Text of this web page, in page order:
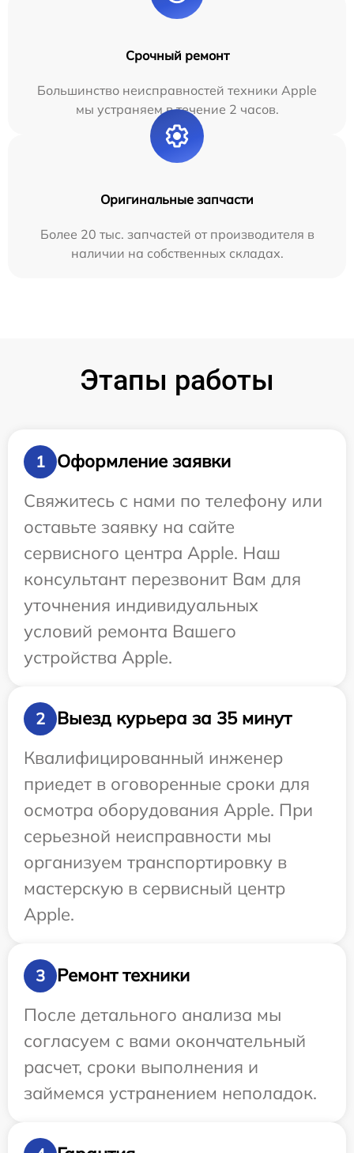
Срочный ремонт
Большинство неисправностей техники Apple
мы устраняем в течение 2 часов.
Оригинальные запчасти
Более 20 тыс. запчастей от производителя в
наличии на собственных складах.
Этапы работы
1
Оформление заявки
Свяжитесь с нами по телефону или
оставьте заявку на сайте
сервисного центра Apple. Наш
консультант перезвонит Вам для
уточнения индивидуальных
условий ремонта Вашего
устройства Apple.
2
Выезд курьера за 35 минут
Квалифицированный инженер
приедет в оговоренные сроки для
осмотра оборудования Apple. При
серьезной неисправности мы
организуем транспортировку в
мастерскую в сервисный центр
Apple.
3
Ремонт техники
После детального анализа мы
согласуем с вами окончательный
расчет, сроки выполнения и
займемся устранением неполадок.